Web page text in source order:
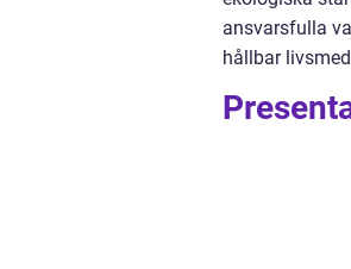
ansvarsfulla
hållbar